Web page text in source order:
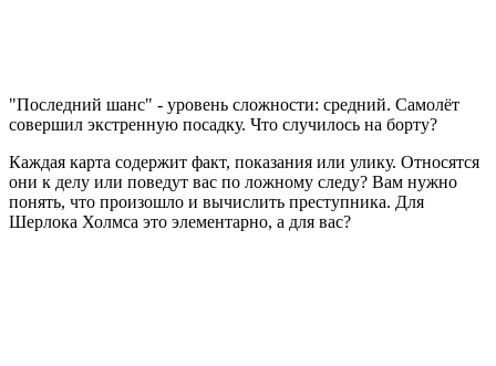
"Последний шанс" - уровень сложности: средний. Самолёт
совершил экстренную посадку. Что случилось на борту?
Каждая карта содержит факт, показания или улику. Относятся
они к делу или поведут вас по ложному следу? Вам нужно
понять, что произошло и вычислить преступника. Для
Шерлока Холмса это элементарно, а для вас?